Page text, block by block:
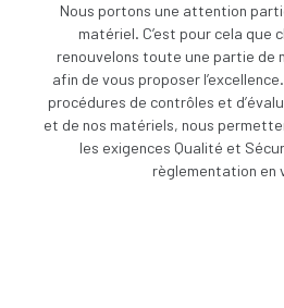
Nous portons une attention
matériel. C’est pour cela que
renouvelons toute une partie de
afin de vous proposer
procédures de contrôles et
et de nos matériels, nous
les exigences Qualité et
règlementation en